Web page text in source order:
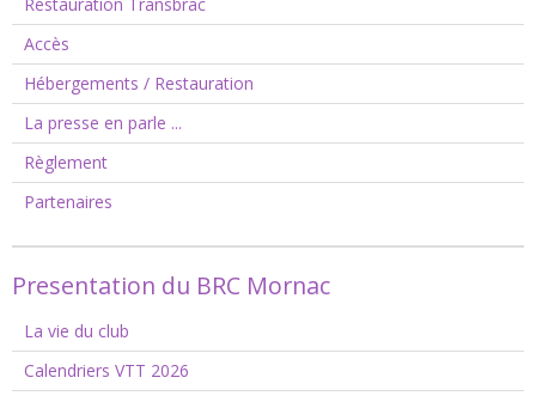
Accès
Hébergements / Restauration
La presse en parle ...
Règlement
Partenaires
Presentation du BRC Mornac
La vie du club
Calendriers VTT 2026